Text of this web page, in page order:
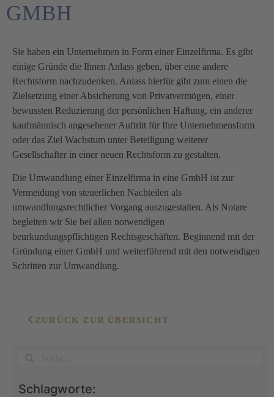
GMBH
Sie haben ein Unternehmen in Form einer Einzelfirma. Es gibt
einige Gründe die Ihnen Anlass geben, über eine andere
Rechtsform nachzudenken. Anlass hierfür gibt zum einen die
Zielsetzung einer Absicherung von Privatvermögen, einer
bewussten Reduzierung der persönlichen Haftung, ein anderer
kaufmännisch angesehener Auftritt für Ihre Unternehmensform
oder das Ziel Wachstum unter Beteiligung weiterer
Gesellschafter in einer neuen Rechtsform zu gestalten.
Die Umwandlung einer Einzelfirma in eine GmbH ist zur
Vermeidung von steuerlichen Nachteilen als
umwandlungsrechtlicher Vorgang auszugestalten. Als Notare
begleiten wir Sie bei allen notwendigen
beurkundungspflichtigen Rechtsgeschäften. Beginnend mit der
Gründung einer GmbH und weiterführend mit den notwendigen
Schritten zur Umwandlung.
ZURÜCK ZUR ÜBERSICHT
Schlagworte: